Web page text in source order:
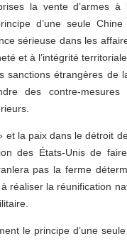
la vente d’armes
d’une seule
sérieuse dans les
et à l’intégrité
sanctions étrangères de
des contre-mesures
et la paix dans le détroit
des États-Unis de
pas la ferme
réaliser la réunification
le principe d’une